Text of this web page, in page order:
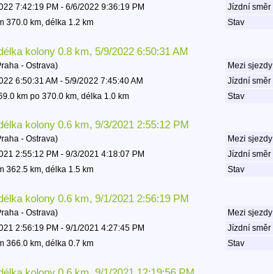
7:42:19 PM - 6/6/2022 9:36:19 PM Jízdní směr
370.0 km, délka 1.2 km Stav
kolony 0.8 km, 5/9/2022 6:50:31 AM
- Ostrava) Mezi sjezdy
6:50:31 AM - 5/9/2022 7:45:40 AM Jízdní směr
km po 370.0 km, délka 1.0 km Stav
kolony 0.6 km, 9/3/2021 2:55:12 PM
- Ostrava) Mezi sjezdy
2:55:12 PM - 9/3/2021 4:18:07 PM Jízdní směr
362.5 km, délka 1.5 km Stav
kolony 0.6 km, 9/1/2021 2:56:19 PM
- Ostrava) Mezi sjezdy
2:56:19 PM - 9/1/2021 4:27:45 PM Jízdní směr
366.0 km, délka 0.7 km Stav